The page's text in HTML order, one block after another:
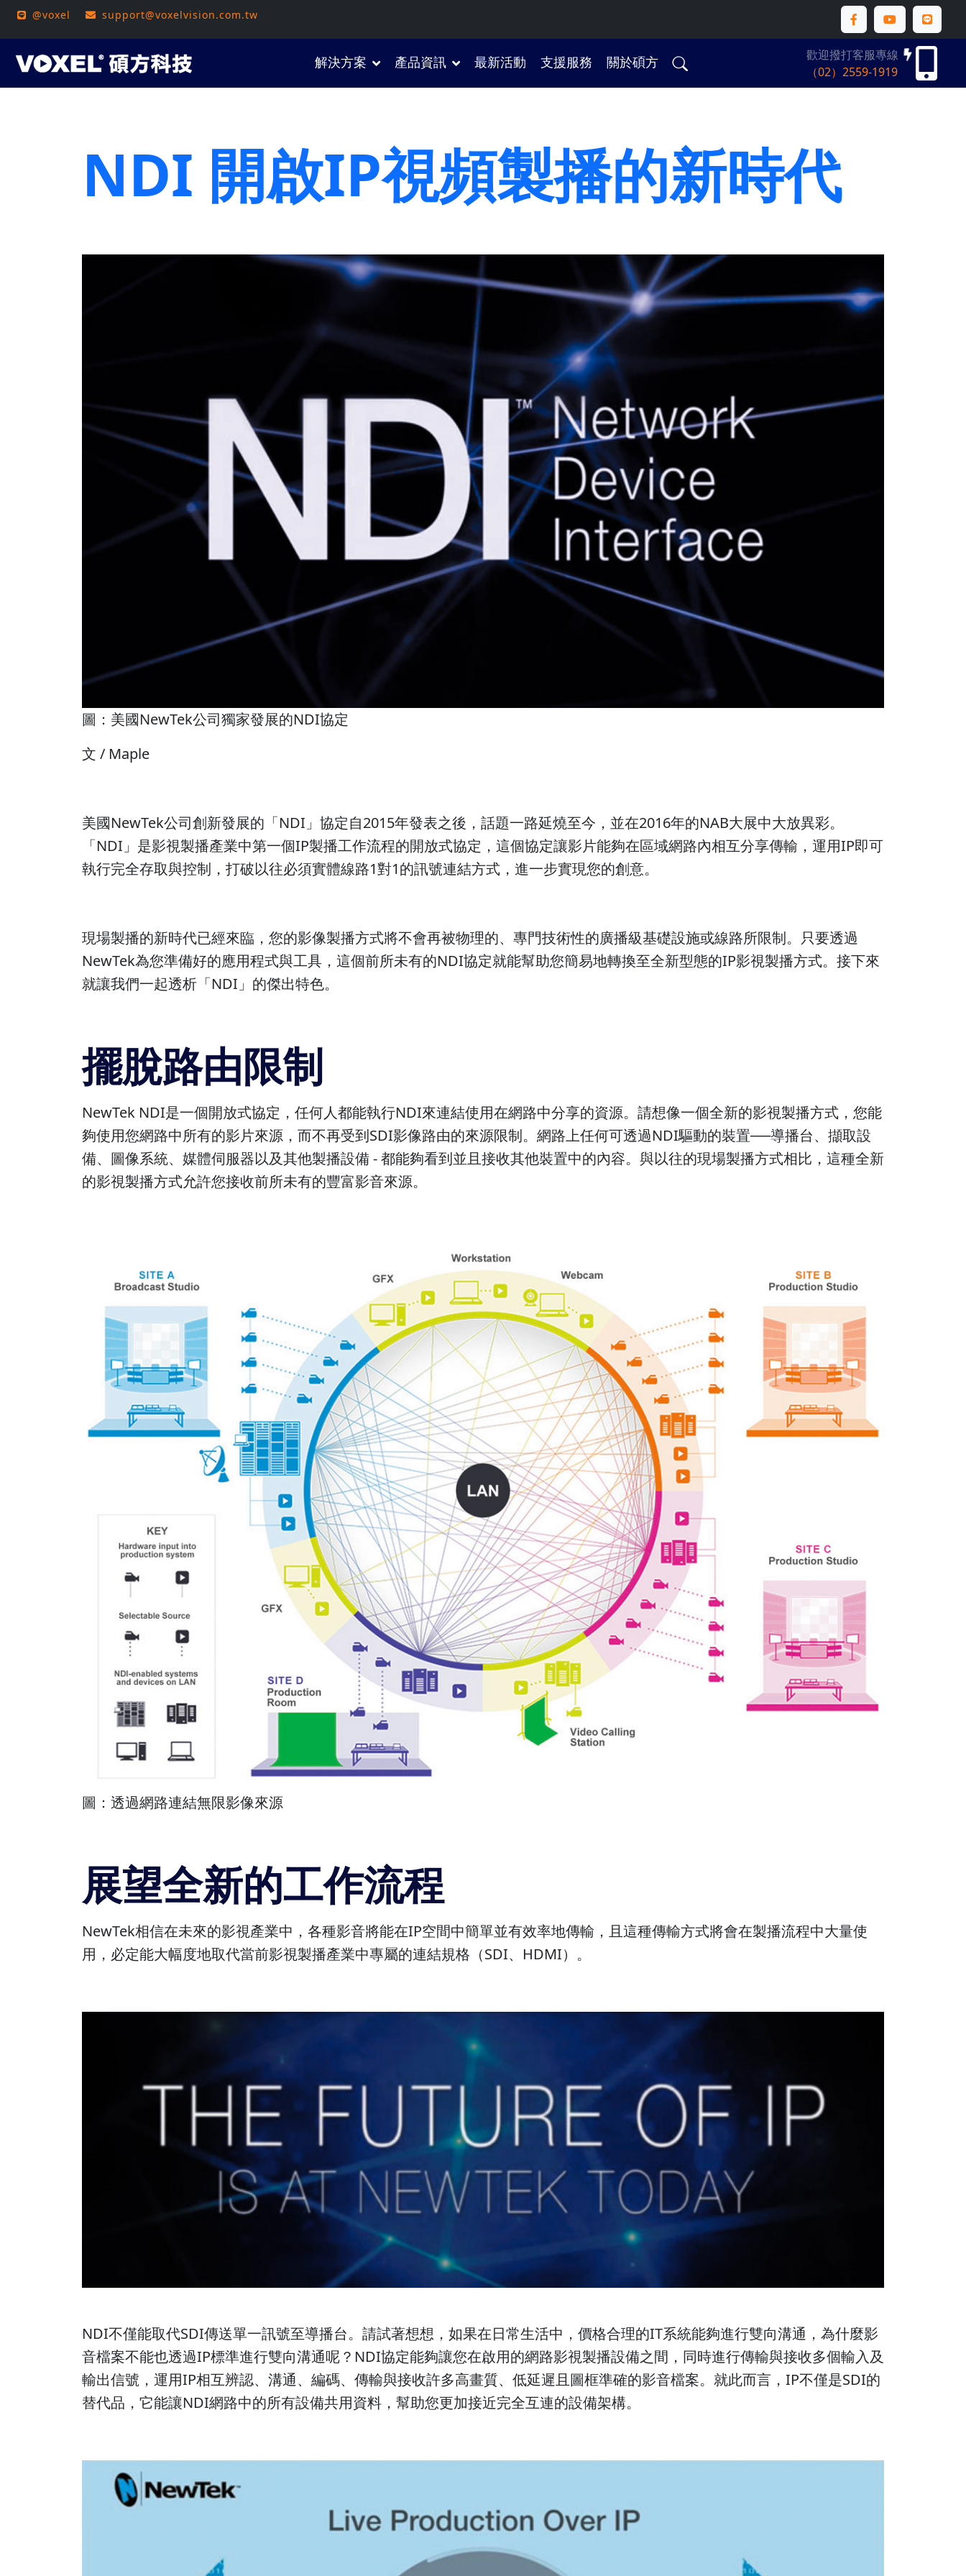
@voxel support@voxelvision.com.tw
解決方案 產品資訊 最新活動 支援服務 關於碩方
歡迎撥打客服專線
（02）2559-1919
NDI 開啟IP視頻製播的新時代
圖：美國NewTek公司獨家發展的NDI協定
文 / Maple
美國NewTek公司創新發展的「NDI」協定自2015年發表之後，話題一路延燒至今，並在2016年的NAB大展中大放異彩。
「NDI」是影視製播產業中第一個IP製播工作流程的開放式協定，這個協定讓影片能夠在區域網路內相互分享傳輸，運用IP即可
執行完全存取與控制，打破以往必須實體線路1對1的訊號連結方式，進一步實現您的創意。
現場製播的新時代已經來臨，您的影像製播方式將不會再被物理的、專門技術性的廣播級基礎設施或線路所限制。只要透過
NewTek為您準備好的應用程式與工具，這個前所未有的NDI協定就能幫助您簡易地轉換至全新型態的IP影視製播方式。接下來
就讓我們一起透析「NDI」的傑出特色。
擺脫路由限制
NewTek NDI是一個開放式協定，任何人都能執行NDI來連結使用在網路中分享的資源。請想像一個全新的影視製播方式，您能
夠使用您網路中所有的影片來源，而不再受到SDI影像路由的來源限制。網路上任何可透過NDI驅動的裝置──導播台、擷取設
備、圖像系統、媒體伺服器以及其他製播設備 - 都能夠看到並且接收其他裝置中的內容。與以往的現場製播方式相比，這種全新
的影視製播方式允許您接收前所未有的豐富影音來源。
圖：透過網路連結無限影像來源
展望全新的工作流程
NewTek相信在未來的影視產業中，各種影音將能在IP空間中簡單並有效率地傳輸，且這種傳輸方式將會在製播流程中大量使
用，必定能大幅度地取代當前影視製播產業中專屬的連結規格（SDI、HDMI）。
NDI不僅能取代SDI傳送單一訊號至導播台。請試著想想，如果在日常生活中，價格合理的IT系統能夠進行雙向溝通，為什麼影
音檔案不能也透過IP標準進行雙向溝通呢？NDI協定能夠讓您在啟用的網路影視製播設備之間，同時進行傳輸與接收多個輸入及
輸出信號，運用IP相互辨認、溝通、編碼、傳輸與接收許多高畫質、低延遲且圖框準確的影音檔案。就此而言，IP不僅是SDI的
替代品，它能讓NDI網路中的所有設備共用資料，幫助您更加接近完全互連的設備架構。